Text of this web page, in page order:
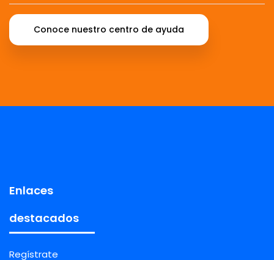
Conoce nuestro centro de ayuda
Enlaces
destacados
Regístrate